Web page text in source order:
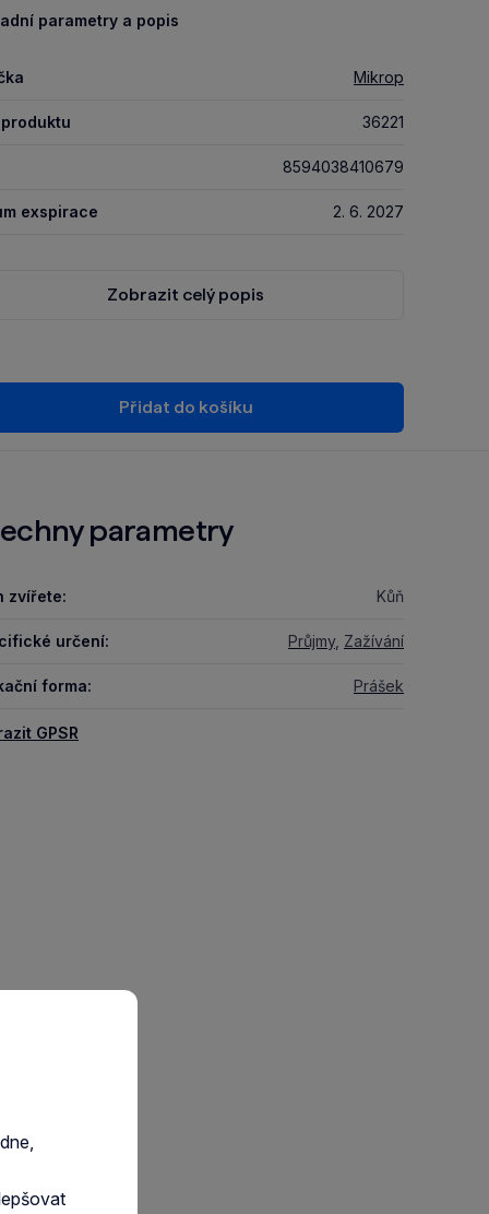
parametry a popis
Mikrop
36221
8594038410679
exspirace 2. 6. 2027
Zobrazit celý popis
Přidat do košíku
parametry
zvířete: Kůň
určení: Průjmy, Zažívání
forma: Prášek
GPSR